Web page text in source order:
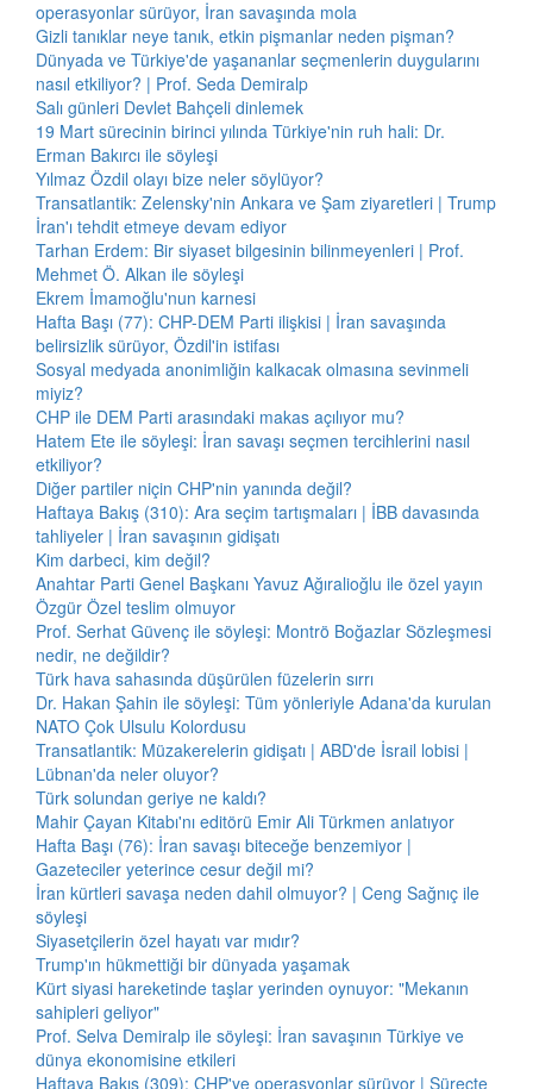
operasyonlar sürüyor, İran savaşında mola
Gizli tanıklar neye tanık, etkin pişmanlar neden pişman?
Dünyada ve Türkiye'de yaşananlar seçmenlerin duygularını
nasıl etkiliyor? | Prof. Seda Demiralp
Salı günleri Devlet Bahçeli dinlemek
19 Mart sürecinin birinci yılında Türkiye'nin ruh hali: Dr.
Erman Bakırcı ile söyleşi
Yılmaz Özdil olayı bize neler söylüyor?
Transatlantik: Zelensky'nin Ankara ve Şam ziyaretleri | Trump
İran'ı tehdit etmeye devam ediyor
Tarhan Erdem: Bir siyaset bilgesinin bilinmeyenleri | Prof.
Mehmet Ö. Alkan ile söyleşi
Ekrem İmamoğlu'nun karnesi
Hafta Başı (77): CHP-DEM Parti ilişkisi | İran savaşında
belirsizlik sürüyor, Özdil'in istifası
Sosyal medyada anonimliğin kalkacak olmasına sevinmeli
miyiz?
CHP ile DEM Parti arasındaki makas açılıyor mu?
Hatem Ete ile söyleşi: İran savaşı seçmen tercihlerini nasıl
etkiliyor?
Diğer partiler niçin CHP'nin yanında değil?
Haftaya Bakış (310): Ara seçim tartışmaları | İBB davasında
tahliyeler | İran savaşının gidişatı
Kim darbeci, kim değil?
Anahtar Parti Genel Başkanı Yavuz Ağıralioğlu ile özel yayın
Özgür Özel teslim olmuyor
Prof. Serhat Güvenç ile söyleşi: Montrö Boğazlar Sözleşmesi
nedir, ne değildir?
Türk hava sahasında düşürülen füzelerin sırrı
Dr. Hakan Şahin ile söyleşi: Tüm yönleriyle Adana'da kurulan
NATO Çok Ulsulu Kolordusu
Transatlantik: Müzakerelerin gidişatı | ABD'de İsrail lobisi |
Lübnan'da neler oluyor?
Türk solundan geriye ne kaldı?
Mahir Çayan Kitabı'nı editörü Emir Ali Türkmen anlatıyor
Hafta Başı (76): İran savaşı biteceğe benzemiyor |
Gazeteciler yeterince cesur değil mi?
İran kürtleri savaşa neden dahil olmuyor? | Ceng Sağnıç ile
söyleşi
Siyasetçilerin özel hayatı var mıdır?
Trump'ın hükmettiği bir dünyada yaşamak
Kürt siyasi hareketinde taşlar yerinden oynuyor: "Mekanın
sahipleri geliyor"
Prof. Selva Demiralp ile söyleşi: İran savaşının Türkiye ve
dünya ekonomisine etkileri
Haftaya Bakış (309): CHP'ye operasyonlar sürüyor | Süreçte